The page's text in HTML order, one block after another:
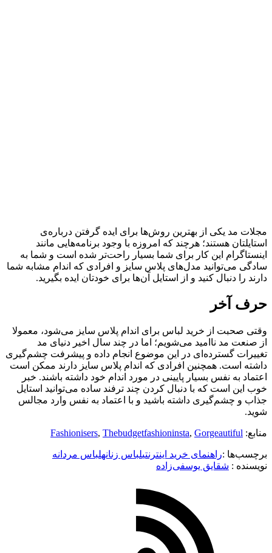
مجلات مد یکی از بهترین روش‌ها برای ایده گرفتن درباره‌ی
استایلتان هستند؛ هرچند که امروزه با وجود برنامه‌هایی مانند
اینستاگرام این کار برای شما بسیار راحت‌تر شده است و شما به
سادگی می‌توانید مدل‌های پلاس سایز و افرادی که اندام مشابه شما
دارند را دنبال کنید و از استایل آن‌ها برای خودتان ایده بگیرید.
حرف آخر
وقتی صحبت از خرید لباس برای اندام پلاس سایز می‌شود، معمولا
از صنعت مد ناامید می‌شویم؛ اما در چند سال اخیر دنیای مد
تغییرات گسترده‌ای در این موضوع انجام داده و پیشرفت چشم‌گیری
داشته است. همچنین افرادی که اندام پلاس سایز دارند ممکن است
اعتماد به نفس بسیار پایینی در مورد اندام خود داشته باشند. خبر
خوب این است که با دنبال کردن چند ترفند ساده می‌توانید استایل
جذاب و چشم‌گیری داشته باشید و با اعتماد به نفس وارد مجالس
شوید.
منابع: Fashionisers, Thebudgetfashioninsta, Gorgeautiful
برچسب‌ها :راهنمای خرید اینترنتیلباس زنانهلباس مردانه
نویسنده :‌ شقایق یوسفی‌زاده